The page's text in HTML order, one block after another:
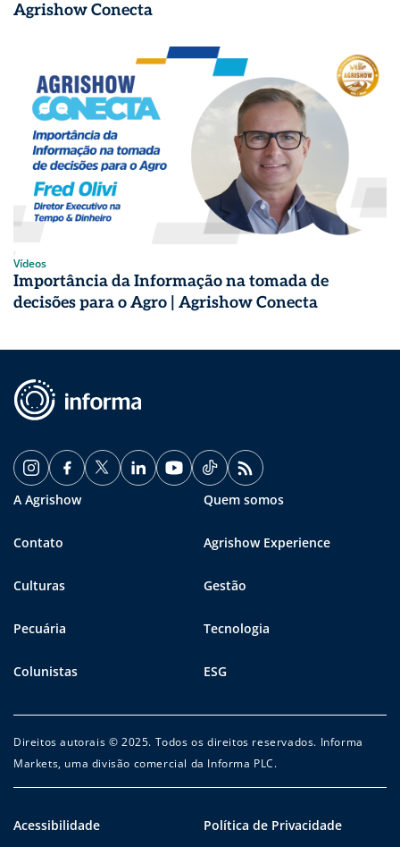
Agrishow Conecta
Vídeos
Importância da Informação na tomada de
decisões para o Agro | Agrishow Conecta
A Agrishow Quem somos
Contato Agrishow Experience
Culturas Gestão
Pecuária Tecnologia
Colunistas ESG
Direitos autorais © 2025. Todos os direitos reservados. Informa
Markets, uma divisão comercial da Informa PLC.
Acessibilidade Política de Privacidade